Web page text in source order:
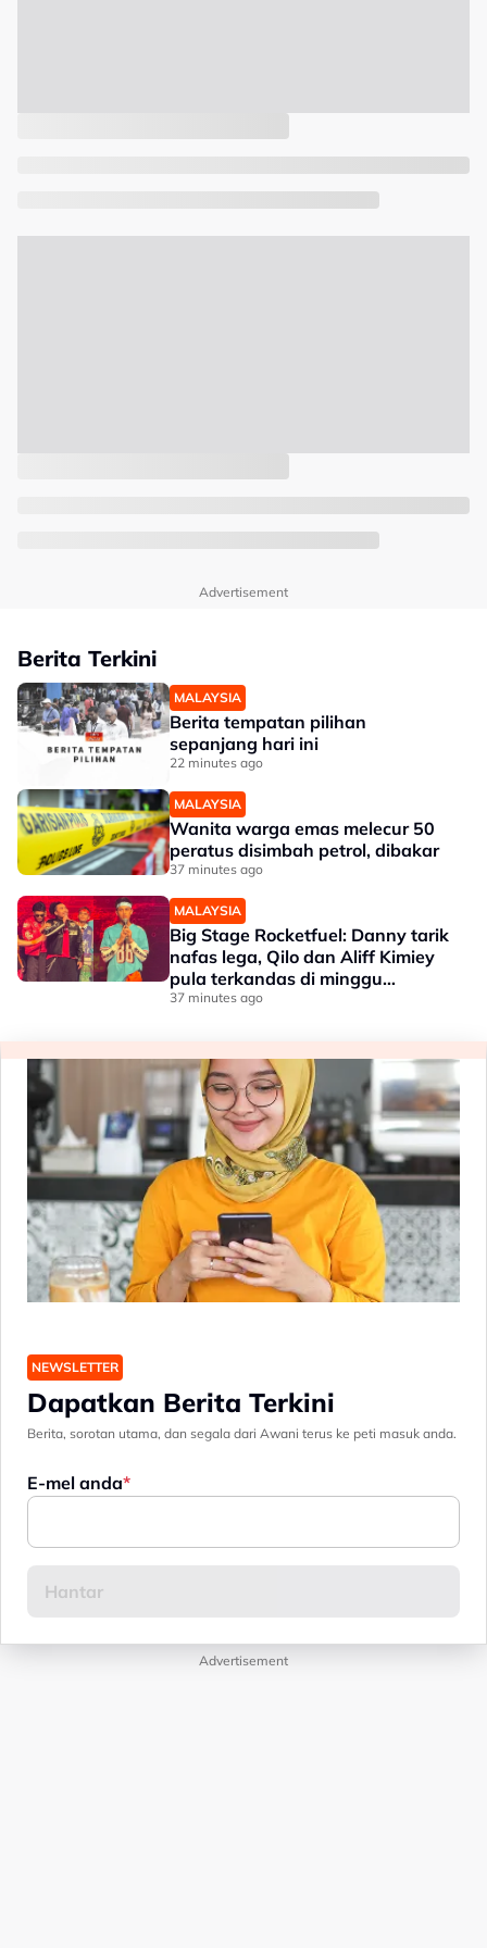
Advertisement
Berita Terkini
MALAYSIA
Berita tempatan pilihan
sepanjang hari ini
22 minutes ago
MALAYSIA
Wanita warga emas melecur 50
peratus disimbah petrol, dibakar
37 minutes ago
MALAYSIA
Big Stage Rocketfuel: Danny tarik
nafas lega, Qilo dan Aliff Kimiey
pula terkandas di minggu
separuh akhir
37 minutes ago
NEWSLETTER
Dapatkan Berita Terkini
Berita, sorotan utama, dan segala dari Awani terus ke peti masuk anda.
E-mel anda
Advertisement